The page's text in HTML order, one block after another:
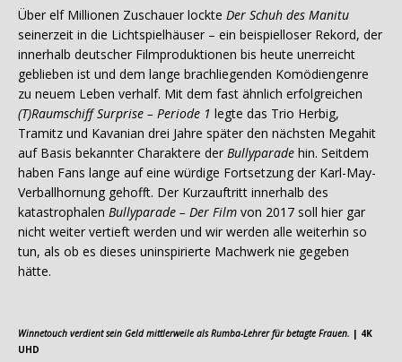
Über elf Millionen Zuschauer lockte Der Schuh des Manitu
seinerzeit in die Lichtspielhäuser – ein beispielloser Rekord, der
innerhalb deutscher Filmproduktionen bis heute unerreicht
geblieben ist und dem lange brachliegenden Komödiengenre
zu neuem Leben verhalf. Mit dem fast ähnlich erfolgreichen
(T)Raumschiff Surprise – Periode 1 legte das Trio Herbig,
Tramitz und Kavanian drei Jahre später den nächsten Megahit
auf Basis bekannter Charaktere der Bullyparade hin. Seitdem
haben Fans lange auf eine würdige Fortsetzung der Karl-May-
Verballhornung gehofft. Der Kurzauftritt innerhalb des
katastrophalen Bullyparade – Der Film von 2017 soll hier gar
nicht weiter vertieft werden und wir werden alle weiterhin so
tun, als ob es dieses uninspirierte Machwerk nie gegeben
hätte.
Winnetouch verdient sein Geld mittlerweile als Rumba-Lehrer für betagte Frauen. | 4K
UHD